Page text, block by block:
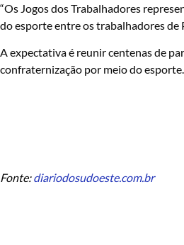
“Os Jogos dos Trabalhadores
do esporte entre os trabalhadores de
A expectativa é reunir centenas de
confraternização por meio do esporte.
Fonte:diariodosudoeste.com.br